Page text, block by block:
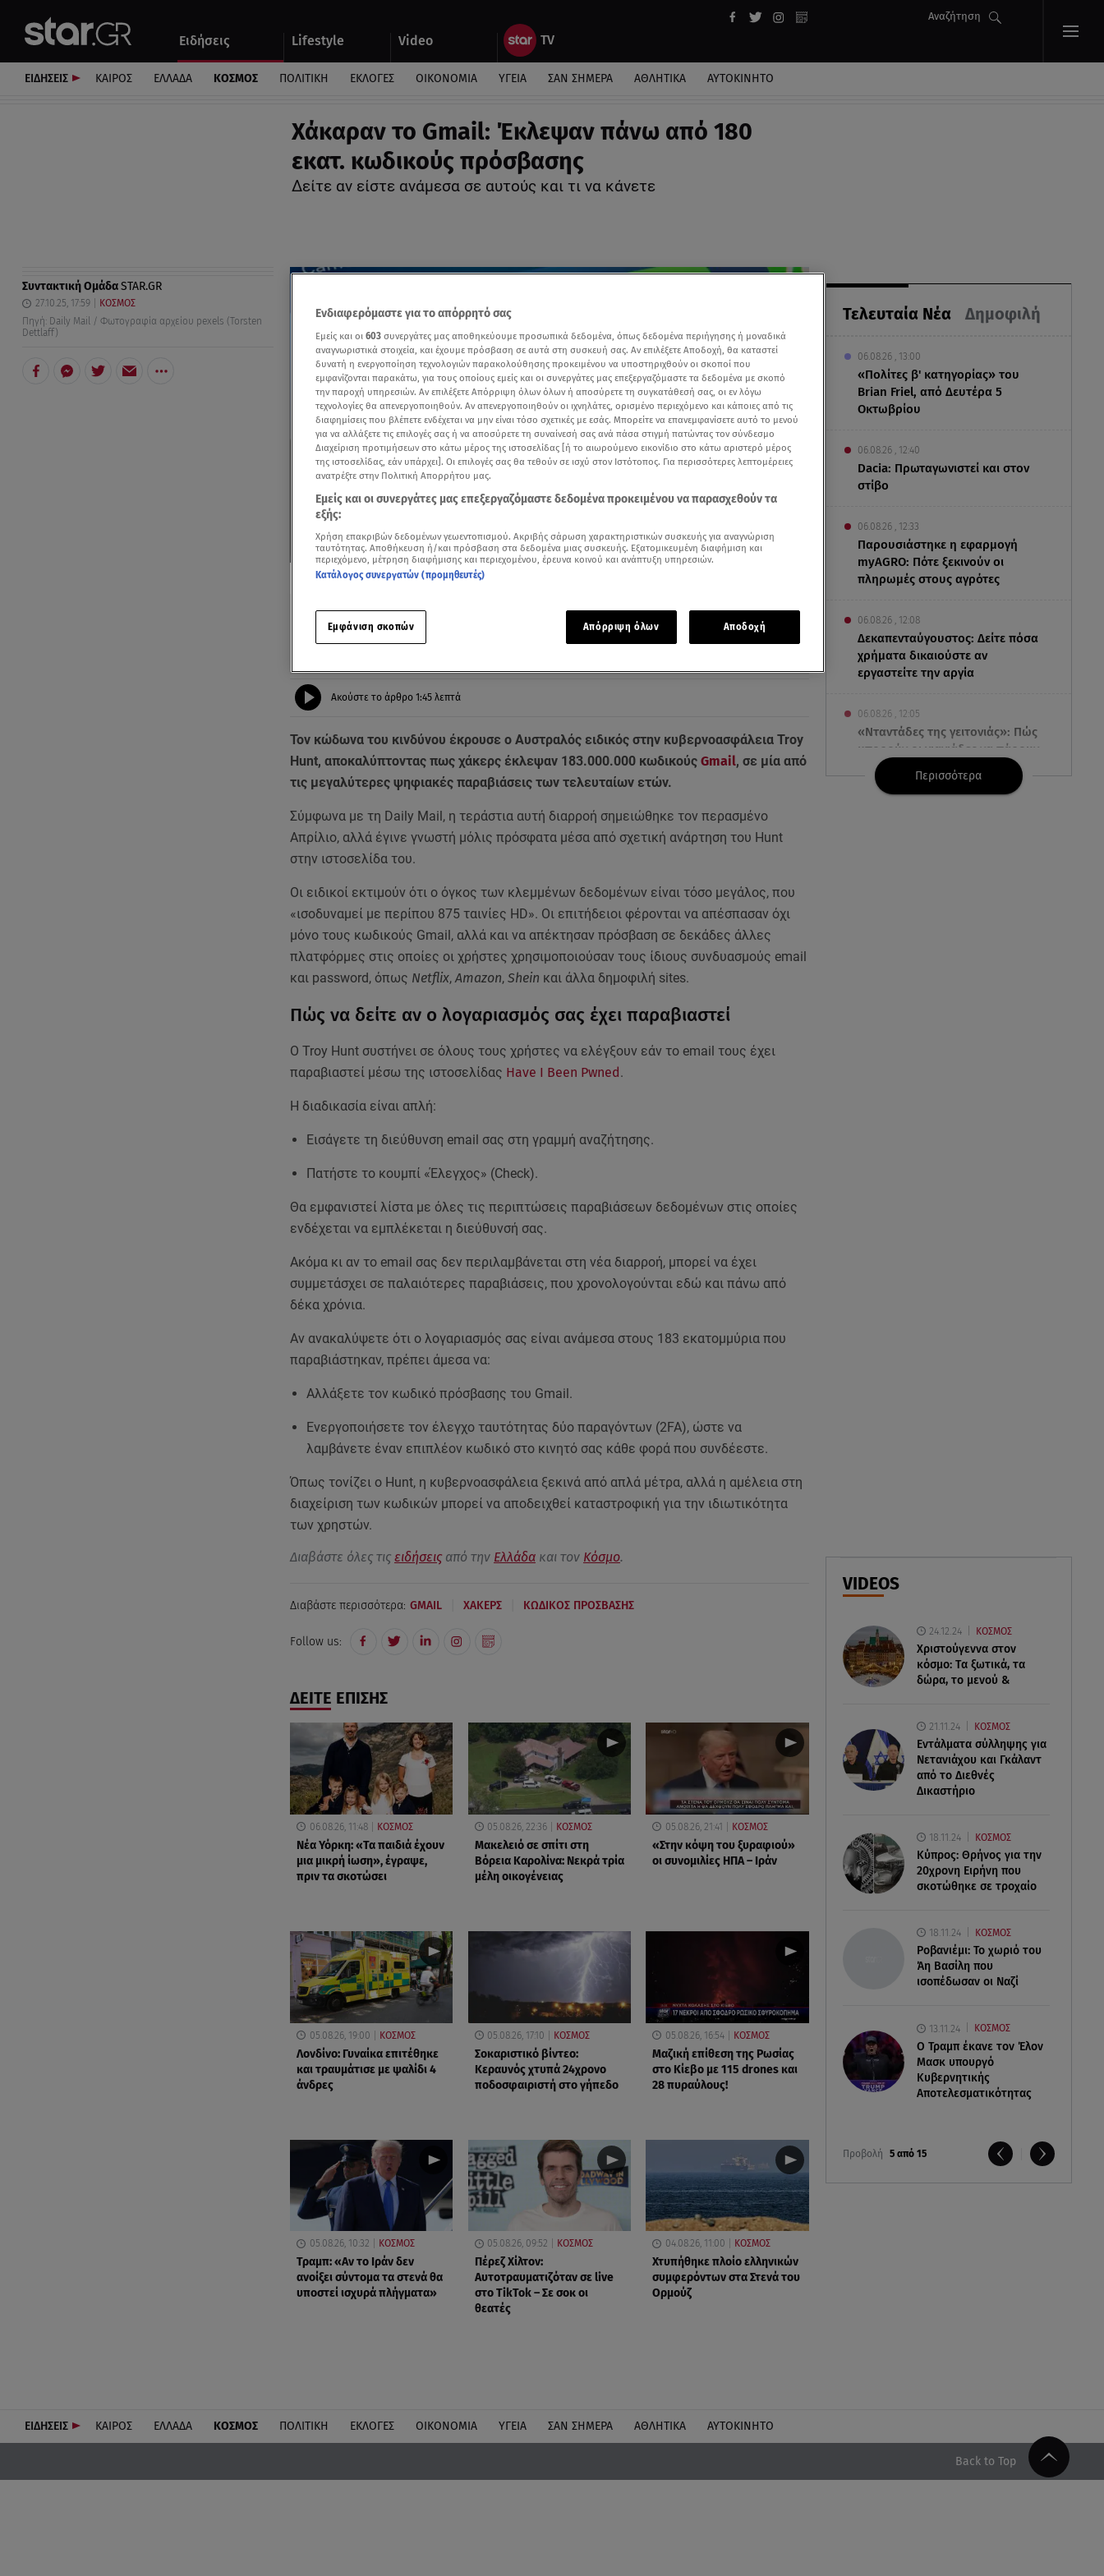
Ειδήσεις Lifestyle Video
Αναζήτηση
Αυτοκίνητο
ΕΙΔΗΣΕΙΣ ΚΑΙΡΟΣ ΕΛΛΑΔΑ ΚΟΣΜΟΣ ΠΟΛΙΤΙΚΗ ΕΚΛΟΓΕΣ ΟΙΚΟΝΟΜΙΑ ΥΓΕΙΑ ΣΑΝ ΣΗΜΕΡΑ ΑΘΛΗΤΙΚΑ ΑΥΤΟΚΙΝΗΤΟ
Χάκαραν το Gmail: Έκλεψαν πάνω από 180
εκατ. κωδικούς πρόσβασης
Δείτε αν είστε ανάμεσα σε αυτούς και τι να κάνετε
Τελευταία Νέα Δημοφιλή
06.08.26 , 13:00
«Πολίτες β' κατηγορίας» του
Brian Friel, από Δευτέρα 5
Οκτωβρίου
06.08.26 , 12:40
Dacia: Πρωταγωνιστεί και στον
στίβο
06.08.26 , 12:33
Παρουσιάστηκε η εφαρμογή
myAGRO: Πότε ξεκινούν οι
πληρωμές στους αγρότες
06.08.26 , 12:08
Δεκαπενταύγουστος: Δείτε πόσα
χρήματα δικαιούστε αν
εργαστείτε την αργία
06.08.26 , 12:05
«Νταντάδες της γειτονιάς»: Πώς
μπορούν οι γιαγιάδες να πάρουν
500€ τον μήνα
τραγωδία του 2010
06.08.26 , 10:33
φίλη της και πνίγηκε μπροστά
στα παιδιά της
Περισσότερα
VIDEOS
24.12.24 ΚΟΣΜΟΣ
Χριστούγεννα στον
κόσμο: Tα ξωτικά, τα
δώρα, το μενού &
21.11.24 ΚΟΣΜΟΣ
Εντάλματα σύλληψης για
Νετανιάχου και Γκάλαντ
από το Διεθνές
Δικαστήριο
18.11.24 ΚΟΣΜΟΣ
Κύπρος: Θρήνος για την
20χρονη Ειρήνη που
σκοτώθηκε σε τροχαίο
18.11.24 ΚΟΣΜΟΣ
Ροβανιέμι: Το χωριό του
Άη Βασίλη που
ισοπέδωσαν οι Ναζί
13.11.24 ΚΟΣΜΟΣ
O Τραμπ έκανε τον Έλον
Μασκ υπουργό
Κυβερνητικής
Αποτελεσματικότητας
Προβολή 5 από 15
Συντακτική ΟμάδαSTAR.GR
27.10.25, 17:59
ΚΟΣΜΟΣ
Πηγή: Daily Mail / Φωτογραφία αρχείου pexels (Torsten
Dettlaff)
Δείτε περισσότερα άρθρα μας στην αναζήτηση σας
Πρόσθηκη star.gr στις επιλογές σας
Δείτε περισσότερα άρθρα μας στα αποτελέσματα αναζήτησης
Add star.gr on Google
Ακούστε το άρθρο 1:45λεπτά
Τον κώδωνα του κινδύνου έκρουσε ο Αυστραλός ειδικός στην κυβερνοασφάλεια Troy
Hunt, αποκαλύπτοντας πως χάκερς έκλεψαν 183.000.000 κωδικούς Gmail, σε μία από
τις μεγαλύτερες ψηφιακές παραβιάσεις των τελευταίων ετών.
Σύμφωνα με τη Daily Mail, η τεράστια αυτή διαρροή σημειώθηκε τον περασμένο
Απρίλιο, αλλά έγινε γνωστή μόλις πρόσφατα μέσα από σχετική ανάρτηση του Hunt
στην ιστοσελίδα του.
Οι ειδικοί εκτιμούν ότι ο όγκος των κλεμμένων δεδομένων είναι τόσο μεγάλος, που
«ισοδυναμεί με περίπου 875 ταινίες HD». Οι επιτήδειοι φέρονται να απέσπασαν όχι
μόνο τους κωδικούς Gmail, αλλά και να απέκτησαν πρόσβαση σε δεκάδες άλλες
πλατφόρμες στις οποίες οι χρήστες χρησιμοποιούσαν τους ίδιους συνδυασμούς email
και password, όπως Netflix,Amazon, Shein και άλλα δημοφιλή sites.
Πώς να δείτε αν ο λογαριασμός σας έχει παραβιαστεί
Ο Troy Hunt συστήνει σε όλους τους χρήστες να ελέγξουν εάν το email τους έχει
παραβιαστεί μέσω της ιστοσελίδας Have I Been Pwned.
Η διαδικασία είναι απλή:
Εισάγετε τη διεύθυνση email σας στη γραμμή αναζήτησης.
Πατήστε το κουμπί «Έλεγχος» (Check).
Θα εμφανιστεί λίστα με όλες τις περιπτώσεις παραβιάσεων δεδομένων στις οποίες
ενδέχεται να εμπλέκεται η διεύθυνσή σας.
Ακόμα κι αν το email σας δεν περιλαμβάνεται στη νέα διαρροή, μπορεί να έχει
συμμετάσχει σε παλαιότερες παραβιάσεις, που χρονολογούνται εδώ και πάνω από
δέκα χρόνια.
Αν ανακαλύψετε ότι ο λογαριασμός σας είναι ανάμεσα στους 183 εκατομμύρια που
παραβιάστηκαν, πρέπει άμεσα να:
Αλλάξετε τον κωδικό πρόσβασης του Gmail.
Ενεργοποιήσετε τον έλεγχο ταυτότητας δύο παραγόντων (2FA), ώστε να
λαμβάνετε έναν επιπλέον κωδικό στο κινητό σας κάθε φορά που συνδέεστε.
Όπως τονίζει ο Hunt, η κυβερνοασφάλεια ξεκινά από απλά μέτρα, αλλά η αμέλεια στη
διαχείριση των κωδικών μπορεί να αποδειχθεί καταστροφική για την ιδιωτικότητα
των χρηστών.
Διαβάστε όλες τις ειδήσειςαπό την Ελλάδακαι τον Κόσμο.
Διαβάστε περισσότερα: GMAIL ΧΑΚΕΡΣ ΚΩΔΙΚΟΣ ΠΡΟΣΒΑΣΗΣ
Follow us:
ΔΕΙΤΕ ΕΠΙΣΗΣ
06.08.26, 11:48 ΚΟΣΜΟΣ
Νέα Υόρκη: «Τα παιδιά έχουν
μια μικρή ίωση», έγραψε,
πριν τα σκοτώσει
05.08.26, 22:36 ΚΟΣΜΟΣ
Μακελειό σε σπίτι στη
Βόρεια Καρολίνα: Νεκρά τρία
μέλη οικογένειας
05.08.26, 21:41 ΚΟΣΜΟΣ
«Στην κόψη του ξυραφιού»
οι συνομιλίες ΗΠΑ – Ιράν
05.08.26, 19:00 ΚΟΣΜΟΣ
Λονδίνο: Γυναίκα επιτέθηκε
και τραυμάτισε με ψαλίδι 4
άνδρες
05.08.26, 17:10 ΚΟΣΜΟΣ
Σοκαριστικό βίντεο:
Κεραυνός χτυπά 24χρονο
ποδοσφαιριστή στο γήπεδο
05.08.26, 16:54 ΚΟΣΜΟΣ
Μαζική επίθεση της Ρωσίας
στο Κίεβο με 115 drones και
28 πυραύλους!
05.08.26, 10:32 ΚΟΣΜΟΣ
Τραμπ: «Αν το Ιράν δεν
ανοίξει σύντομα τα στενά θα
υποστεί ισχυρά πλήγματα»
05.08.26, 09:52 ΚΟΣΜΟΣ
Πέρεζ Χίλτον:
Αυτοτραυματιζόταν σε live
στο TikTok – Σε σοκ οι
θεατές
04.08.26, 11:00 ΚΟΣΜΟΣ
Χτυπήθηκε πλοίο ελληνικών
συμφερόντων στα Στενά του
Ορμούζ
ΕΙΔΗΣΕΙΣ ΚΑΙΡΟΣ ΕΛΛΑΔΑ ΚΟΣΜΟΣ ΠΟΛΙΤΙΚΗ ΕΚΛΟΓΕΣ ΟΙΚΟΝΟΜΙΑ ΥΓΕΙΑ ΣΑΝ ΣΗΜΕΡΑ ΑΘΛΗΤΙΚΑ ΑΥΤΟΚΙΝΗΤΟ
Back to Top
Ενδιαφερόμαστε για το απόρρητό σας
Εμείς και οι 603 συνεργάτες μας αποθηκεύουμε προσωπικά δεδομένα, όπως δεδομένα περιήγησης ή μοναδικά
αναγνωριστικά στοιχεία, και έχουμε πρόσβαση σε αυτά στη συσκευή σας. Αν επιλέξετε Αποδοχή, θα καταστεί
δυνατή η ενεργοποίηση τεχνολογιών παρακολούθησης προκειμένου να υποστηριχθούν οι σκοποί που
εμφανίζονται παρακάτω, για τους οποίους εμείς και οι συνεργάτες μας επεξεργαζόμαστε τα δεδομένα με σκοπό
την παροχή υπηρεσιών. Αν επιλέξετε Απόρριψη όλων όλων ή αποσύρετε τη συγκατάθεσή σας, οι εν λόγω
τεχνολογίες θα απενεργοποιηθούν. Αν απενεργοποιηθούν οι ιχνηλάτες, ορισμένο περιεχόμενο και κάποιες από τις
διαφημίσεις που βλέπετε ενδέχεται να μην είναι τόσο σχετικές με εσάς. Μπορείτε να επανεμφανίσετε αυτό το μενού
για να αλλάξετε τις επιλογές σας ή να αποσύρετε τη συναίνεσή σας ανά πάσα στιγμή πατώντας τον σύνδεσμο
Διαχείριση προτιμήσεων στο κάτω μέρος της ιστοσελίδας [ή το αιωρούμενο εικονίδιο στο κάτω αριστερό μέρος
της ιστοσελίδας, εάν υπάρχει]. Οι επιλογές σας θα τεθούν σε ισχύ στον Ιστότοπος. Για περισσότερες λεπτομέρειες
ανατρέξτε στην Πολιτική Απορρήτου μας.
Εμείς και οι συνεργάτες μας επεξεργαζόμαστε δεδομένα προκειμένου να παρασχεθούν τα
εξής:
Χρήση επακριβών δεδομένων γεωεντοπισμού. Ακριβής σάρωση χαρακτηριστικών συσκευής για αναγνώριση
ταυτότητας. Αποθήκευση ή/και πρόσβαση στα δεδομένα μιας συσκευής. Εξατομικευμένη διαφήμιση και
περιεχόμενο, μέτρηση διαφήμισης και περιεχομένου, έρευνα κοινού και ανάπτυξη υπηρεσιών.
Κατάλογος συνεργατών (προμηθευτές)
Εμφάνιση σκοπών Απόρριψη όλων Αποδοχή